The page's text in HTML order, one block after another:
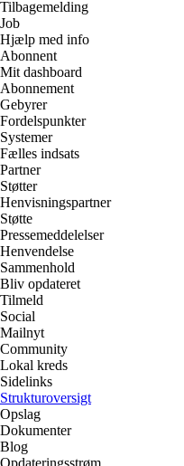
Tilbagemelding
Job
Hjælp med info
Abonnent
Mit dashboard
Abonnement
Gebyrer
Fordelspunkter
Systemer
Fælles indsats
Partner
Støtter
Henvisningspartner
Støtte
Pressemeddelelser
Henvendelse
Sammenhold
Bliv opdateret
Tilmeld
Social
Mailnyt
Community
Lokal kreds
Sidelinks
Strukturoversigt
Opslag
Dokumenter
Blog
Opdateringsstrøm